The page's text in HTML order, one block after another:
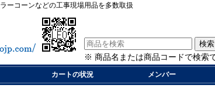
ーコーンなどの工事現場用品を多数取扱
※ 商品名または商品コードで検索
カートの状況 メンバー